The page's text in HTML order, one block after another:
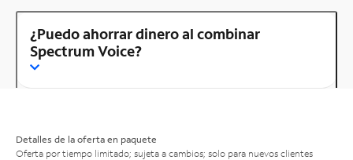
¿Puedo ahorrar dinero al combinar
Spectrum Voice?
Detalles de la oferta en paquete
Oferta por tiempo limitado; sujeta a cambios; solo para nuevos clientes